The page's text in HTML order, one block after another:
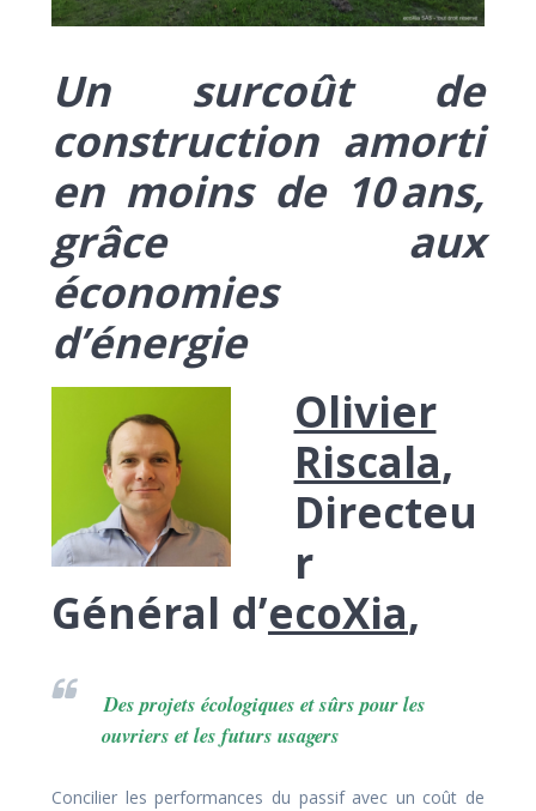
Un surcoût de
construction amorti
en moins de 10 ans,
grâce aux
économies
d’énergie
Olivier
Riscala,
Directeu
r
Général d’ecoXia,
Des projets écologiques et sûrs pour les
ouvriers et les futurs usagers
Concilier les performances du passif avec un coût de